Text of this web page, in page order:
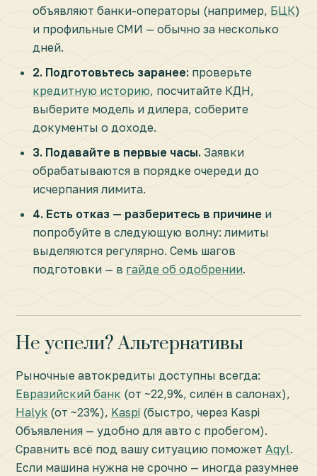
объявляют банки-операторы (например, БЦК)
и профильные СМИ — обычно за несколько
дней.
2. Подготовьтесь заранее: проверьте
кредитную историю, посчитайте КДН,
выберите модель и дилера, соберите
документы о доходе.
3. Подавайте в первые часы. Заявки
обрабатываются в порядке очереди до
исчерпания лимита.
4. Есть отказ — разберитесь в причине и
попробуйте в следующую волну: лимиты
выделяются регулярно. Семь шагов
подготовки — в гайде об одобрении.
Не успели? Альтернативы
Рыночные автокредиты доступны всегда:
Евразийский банк (от ~22,9%, силён в салонах),
Halyk (от ~23%), Kaspi (быстро, через Kaspi
Объявления — удобно для авто с пробегом).
Сравнить всё под вашу ситуацию поможет Aqyl.
Если машина нужна не срочно — иногда разумнее